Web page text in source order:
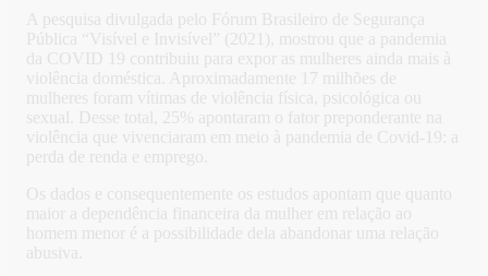
A pesquisa divulgada pelo Fórum Brasileiro de Segurança
Pública “Visível e Invisível” (2021), mostrou que a pandemia
da COVID 19 contribuiu para expor as mulheres ainda mais à
violência doméstica. Aproximadamente 17 milhões de
mulheres foram vítimas de violência física, psicológica ou
sexual. Desse total, 25% apontaram o fator preponderante na
violência que vivenciaram em meio à pandemia de Covid-19: a
perda de renda e emprego.
Os dados e consequentemente os estudos apontam que quanto
maior a dependência financeira da mulher em relação ao
homem menor é a possibilidade dela abandonar uma relação
abusiva.